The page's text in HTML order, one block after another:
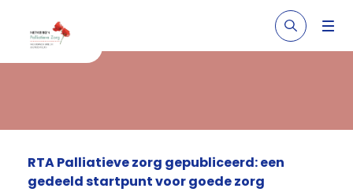
RTA Palliatieve zorg gepubliceerd: een
gedeeld startpunt voor goede zorg